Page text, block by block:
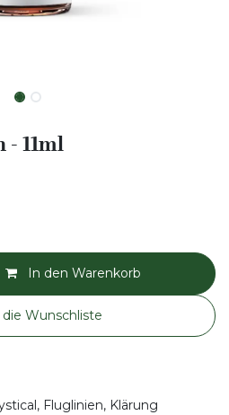
11ml
In den Warenkorb
Wunschliste
Fluglinien, Klärung